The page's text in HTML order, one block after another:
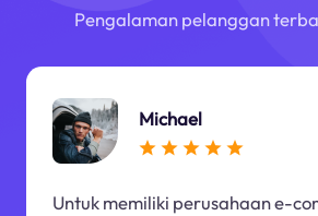
Pengalaman pelanggan
Michael
Untuk memiliki perusahaan e-